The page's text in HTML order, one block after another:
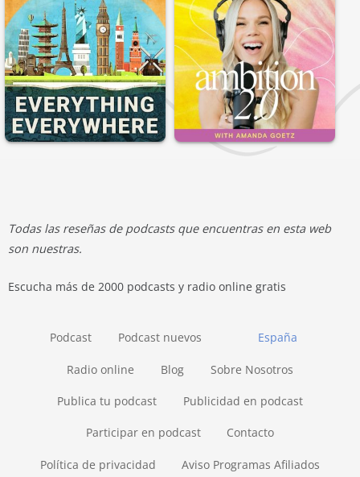
Todas las reseñas de podcasts que encuentras en esta web
son nuestras.
Escucha más de 2000 podcasts y radio online gratis
España
Podcast Podcast nuevos
Radio online Blog Sobre Nosotros
Publica tu podcast Publicidad en podcast
Participar en podcast Contacto
Política de privacidad Aviso Programas Afiliados